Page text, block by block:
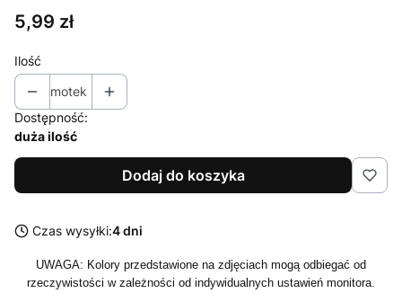
Cena
5,99 zł
Ilość
motek
Dostępność:
duża ilość
Dodaj do koszyka
Czas wysyłki:4 dni
UWAGA: Kolory przedstawione na zdjęciach mogą odbiegać od
rzeczywistości w zależności od indywidualnych ustawień monitora.